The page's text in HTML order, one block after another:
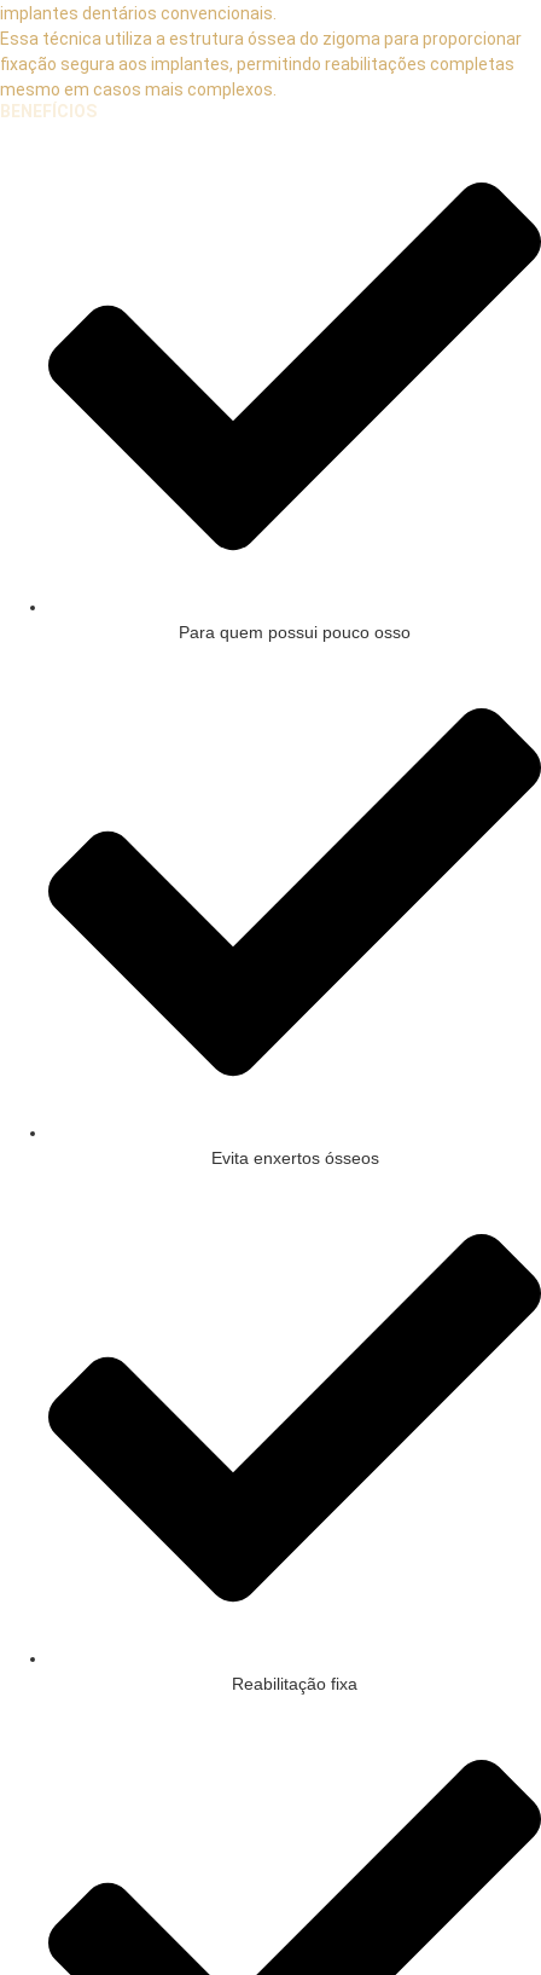
implantes dentários convencionais.
Essa técnica utiliza a estrutura óssea do zigoma para proporcionar
fixação segura aos implantes, permitindo reabilitações completas
mesmo em casos mais complexos.
BENEFÍCIOS
Para quem possui pouco osso
Evita enxertos ósseos
Reabilitação fixa